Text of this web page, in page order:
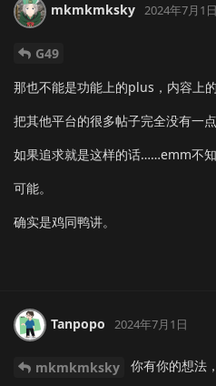
mkmkmksky 2024年7月1日
G49
那也不能是功能上的plus，内容上的
把其他平台的很多帖子完全没有一点
如果追求就是这样的话……emm不知
可能。
确实是鸡同鸭讲。
Tanpopo 2024年7月1日
mkmkmksky 你有你的想法